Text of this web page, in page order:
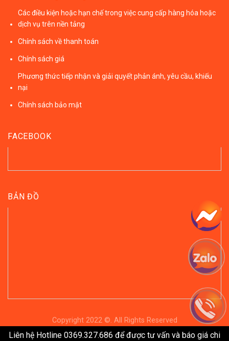
Các điều kiện hoặc hạn chế trong việc cung cấp hàng hóa hoặc
dịch vụ trên nền tảng
Chính sách về thanh toán
Chính sách giá
Phương thức tiếp nhận và giải quyết phản ánh, yêu cầu, khiếu
nại
Chính sách bảo mật
FACEBOOK
BẢN ĐỒ
Copyright 2022 ©. All Rights Reserved
Liên hệ Hotline 0369.327.686 để được tư vấn và báo giá chi